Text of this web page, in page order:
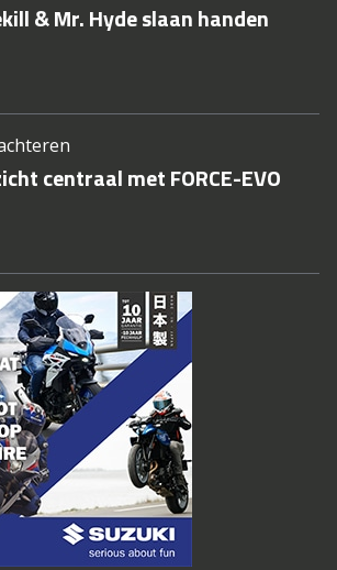
& Mr. Hyde slaan handen
centraal met FORCE-EVO